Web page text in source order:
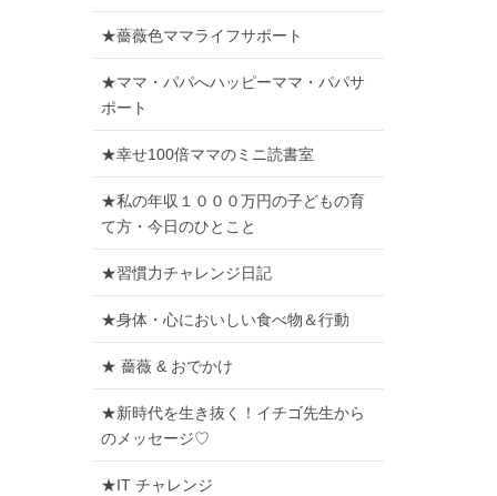
★薔薇色ママライフサポート
★ママ・パパへハッピーママ・パパサ
ポート
★幸せ100倍ママのミニ読書室
★私の年収１０００万円の子どもの育
て方・今日のひとこと
★習慣力チャレンジ日記
★身体・心においしい食べ物＆行動
★ 薔薇 & おでかけ
★新時代を生き抜く！イチゴ先生から
のメッセージ♡
★IT チャレンジ